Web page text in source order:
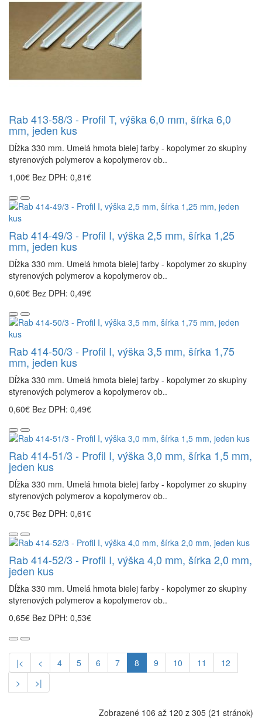
Rab 413-58/3 - Profil T, výška 6,0 mm, šírka 6,0
mm, jeden kus
Dĺžka 330 mm. Umelá hmota bielej farby - kopolymer zo skupiny
styrenových polymerov a kopolymerov ob..
1,00€ Bez DPH: 0,81€
Rab 414-49/3 - Profil I, výška 2,5 mm, šírka 1,25
mm, jeden kus
Dĺžka 330 mm. Umelá hmota bielej farby - kopolymer zo skupiny
styrenových polymerov a kopolymerov ob..
0,60€ Bez DPH: 0,49€
Rab 414-50/3 - Profil I, výška 3,5 mm, šírka 1,75
mm, jeden kus
Dĺžka 330 mm. Umelá hmota bielej farby - kopolymer zo skupiny
styrenových polymerov a kopolymerov ob..
0,60€ Bez DPH: 0,49€
Rab 414-51/3 - Profil I, výška 3,0 mm, šírka 1,5 mm,
jeden kus
Dĺžka 330 mm. Umelá hmota bielej farby - kopolymer zo skupiny
styrenových polymerov a kopolymerov ob..
0,75€ Bez DPH: 0,61€
Rab 414-52/3 - Profil I, výška 4,0 mm, šírka 2,0 mm,
jeden kus
Dĺžka 330 mm. Umelá hmota bielej farby - kopolymer zo skupiny
styrenových polymerov a kopolymerov ob..
0,65€ Bez DPH: 0,53€
|< < 4 5 6 7 8 9 10 11
12
>
>|
Zobrazené 106 až 120 z 305 (21 stránok)